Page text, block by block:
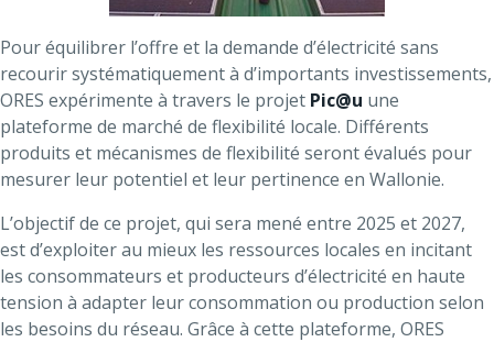
Pour équilibrer l’offre et la demande d’électricité sans
recourir systématiquement à d’importants investissements,
ORES expérimente à travers le projet Pic@u une
plateforme de marché de flexibilité locale. Différents
produits et mécanismes de flexibilité seront évalués pour
mesurer leur potentiel et leur pertinence en Wallonie.
L’objectif de ce projet, qui sera mené entre 2025 et 2027,
est d’exploiter au mieux les ressources locales en incitant
les consommateurs et producteurs d’électricité en haute
tension à adapter leur consommation ou production selon
les besoins du réseau. Grâce à cette plateforme, ORES